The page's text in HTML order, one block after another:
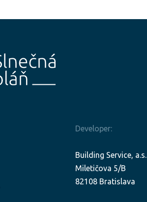
Developer:
Building Service, a.s.
Miletičova 5/B
82108 Bratislava